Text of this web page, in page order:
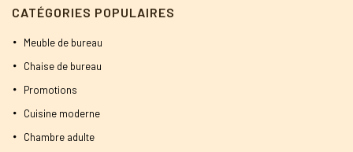
CATÉGORIES POPULAIRES
Meuble de bureau
Chaise de bureau
Promotions
Cuisine moderne
Chambre adulte